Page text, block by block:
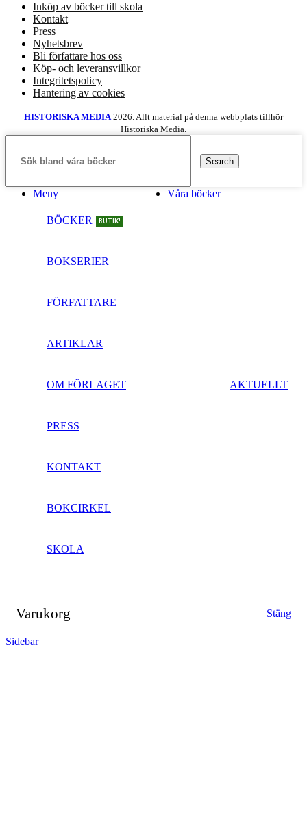
Inköp av böcker till skola
Kontakt
Press
Nyhetsbrev
Bli författare hos oss
Köp- och leveransvillkor
Integritetspolicy
Hantering av cookies
HISTORISKA MEDIA2026. Allt material på denna webbplats tillhör
Historiska Media.
Search
Meny Våra böcker
BÖCKER BUTIK!
BOKSERIER
FÖRFATTARE
ARTIKLAR
OM FÖRLAGET AKTUELLT
PRESS
KONTAKT
BOKCIRKEL
SKOLA
Varukorg Stäng
Sidebar